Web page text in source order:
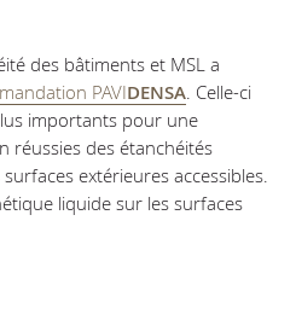
des bâtiments et MSL a
PAVIDENSA . Celle-ci
importants pour une
réussies des étanchéités
extérieures accessibles.
liquide sur les surfaces